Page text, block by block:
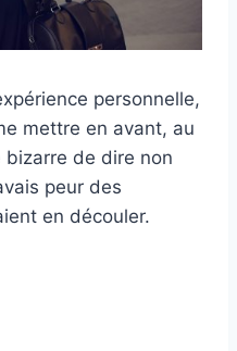
personnelle,
mettre en avant, au
de dire non
peur des
en découler.